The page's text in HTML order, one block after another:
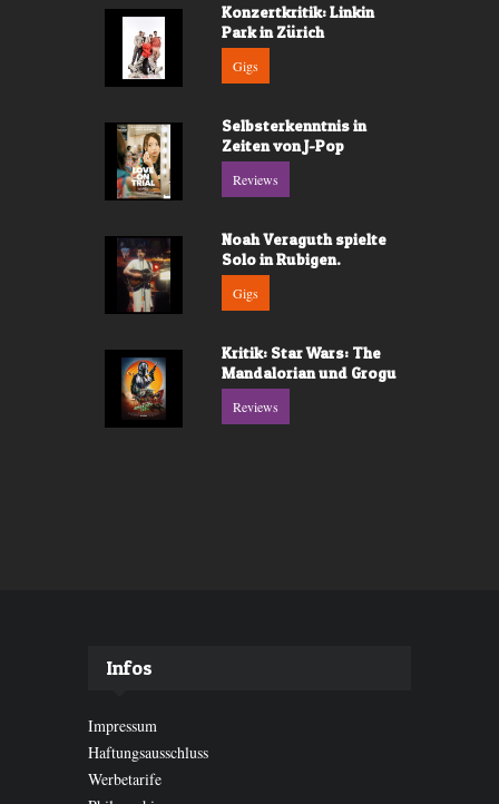
Konzertkritik: Linkin
Park in Zürich
Gigs
Selbsterkenntnis in
Zeiten von J-Pop
Reviews
Noah Veraguth spielte
Solo in Rubigen.
Gigs
Kritik: Star Wars: The
Mandalorian und Grogu
Reviews
Infos
Impressum
Haftungsausschluss
Werbetarife